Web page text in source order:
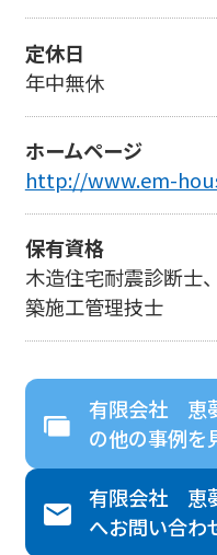
定休日
年中無休
ホームページ
http://www.em-
保有資格
木造住宅耐震診断士
築施工管理技士
有限会社 恵
の他の事例を
有限会社 恵
へお問い合わ